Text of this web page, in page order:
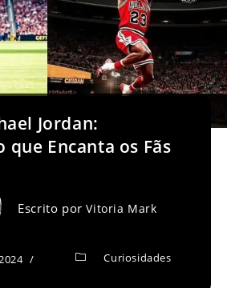
Jordan:
que Encanta os Fãs
Escrito porVitoria Mark
Curiosidades